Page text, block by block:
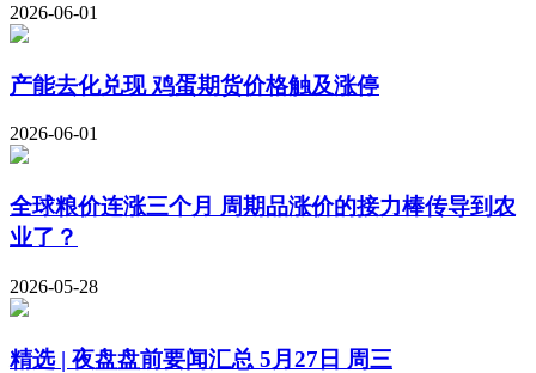
2026-06-01
产能去化兑现 鸡蛋期货价格触及涨停
2026-06-01
全球粮价连涨三个月 周期品涨价的接力棒传导到农
业了？
2026-05-28
精选 | 夜盘盘前要闻汇总 5月27日 周三